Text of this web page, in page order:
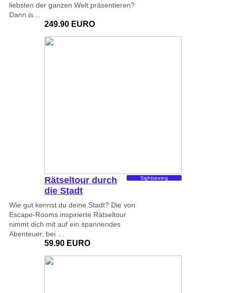
liebsten der ganzen Welt präsentieren?
Dann is…
249.90 EURO
Rätseltour durch
die Stadt
Sightseeing
Wie gut kennst du deine Stadt? Die von
Escape-Rooms inspirierte Rätseltour
nimmt dich mit auf ein spannendes
Abenteuer, bei …
59.90 EURO